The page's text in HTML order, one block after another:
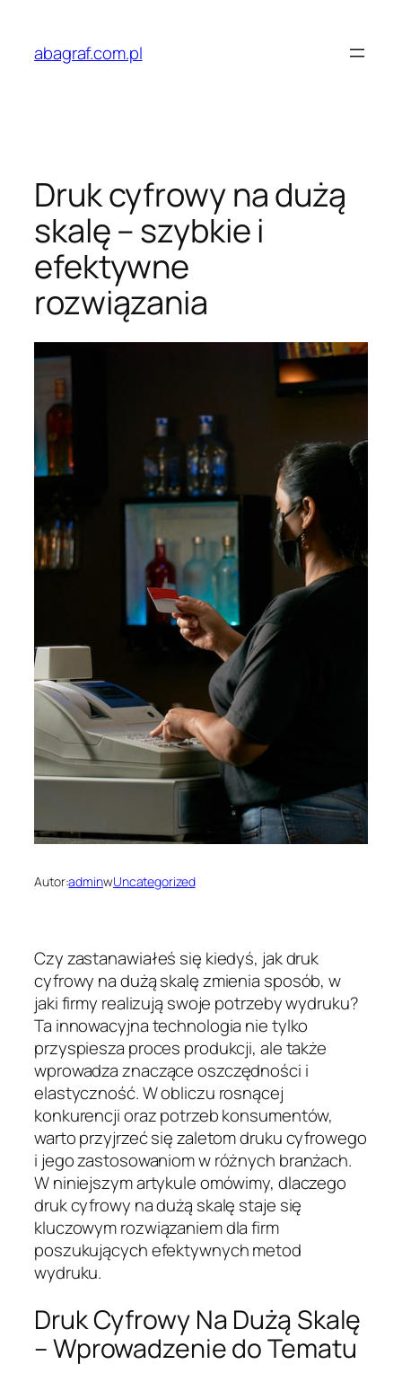
treściabagraf.com.pl
Druk cyfrowy na dużą
skalę – szybkie i
efektywne
rozwiązania
Autor:adminwUncategorized
Czy zastanawiałeś się kiedyś, jak druk
cyfrowy na dużą skalę zmienia sposób, w
jaki firmy realizują swoje potrzeby wydruku?
Ta innowacyjna technologia nie tylko
przyspiesza proces produkcji, ale także
wprowadza znaczące oszczędności i
elastyczność. W obliczu rosnącej
konkurencji oraz potrzeb konsumentów,
warto przyjrzeć się zaletom druku cyfrowego
i jego zastosowaniom w różnych branżach.
W niniejszym artykule omówimy, dlaczego
druk cyfrowy na dużą skalę staje się
kluczowym rozwiązaniem dla firm
poszukujących efektywnych metod
wydruku.
Druk Cyfrowy Na Dużą Skalę
– Wprowadzenie do Tematu